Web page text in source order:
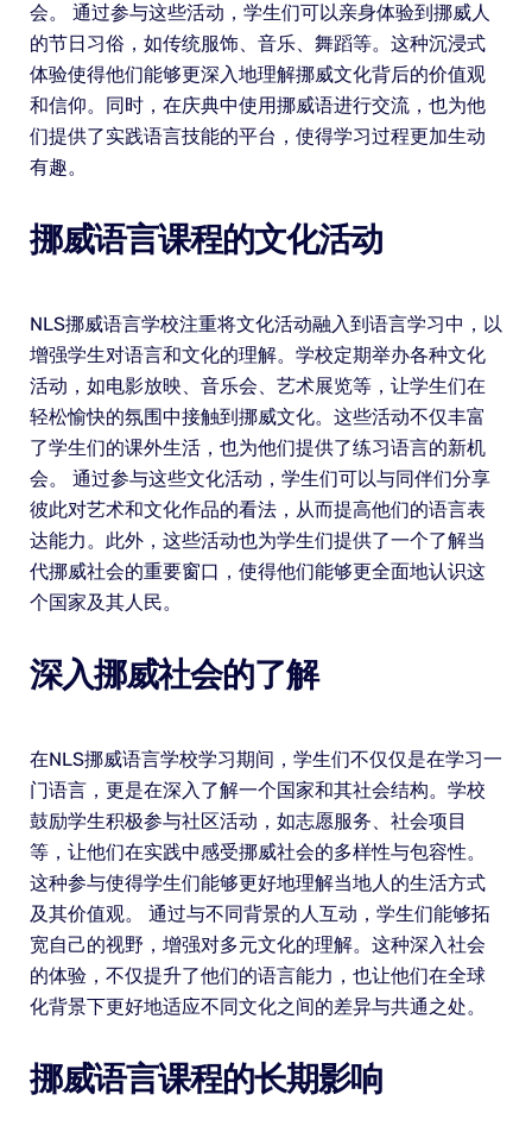
会。 通过参与这些活动，学生们可以亲身体验到挪威人
的节日习俗，如传统服饰、音乐、舞蹈等。这种沉浸式
体验使得他们能够更深入地理解挪威文化背后的价值观
和信仰。同时，在庆典中使用挪威语进行交流，也为他
们提供了实践语言技能的平台，使得学习过程更加生动
有趣。
挪威语言课程的文化活动
NLS挪威语言学校注重将文化活动融入到语言学习中，以
增强学生对语言和文化的理解。学校定期举办各种文化
活动，如电影放映、音乐会、艺术展览等，让学生们在
轻松愉快的氛围中接触到挪威文化。这些活动不仅丰富
了学生们的课外生活，也为他们提供了练习语言的新机
会。 通过参与这些文化活动，学生们可以与同伴们分享
彼此对艺术和文化作品的看法，从而提高他们的语言表
达能力。此外，这些活动也为学生们提供了一个了解当
代挪威社会的重要窗口，使得他们能够更全面地认识这
个国家及其人民。
深入挪威社会的了解
在NLS挪威语言学校学习期间，学生们不仅仅是在学习一
门语言，更是在深入了解一个国家和其社会结构。学校
鼓励学生积极参与社区活动，如志愿服务、社会项目
等，让他们在实践中感受挪威社会的多样性与包容性。
这种参与使得学生们能够更好地理解当地人的生活方式
及其价值观。 通过与不同背景的人互动，学生们能够拓
宽自己的视野，增强对多元文化的理解。这种深入社会
的体验，不仅提升了他们的语言能力，也让他们在全球
化背景下更好地适应不同文化之间的差异与共通之处。
挪威语言课程的长期影响